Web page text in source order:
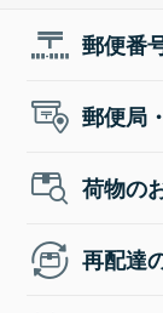
郵便番
郵便局
荷物の
再配達